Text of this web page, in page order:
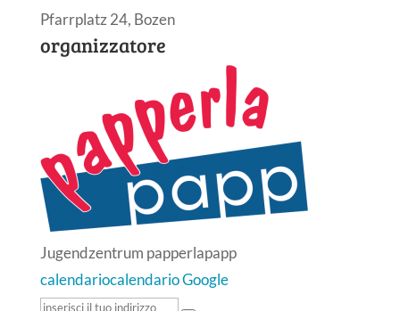
Pfarrplatz 24, Bozen
organizzatore
Jugendzentrum papperlapapp
calendariocalendario Google